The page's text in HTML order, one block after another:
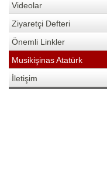
Videolar
Ziyaretçi Defteri
Önemli Linkler
Musikişinas Atatürk
İletişim